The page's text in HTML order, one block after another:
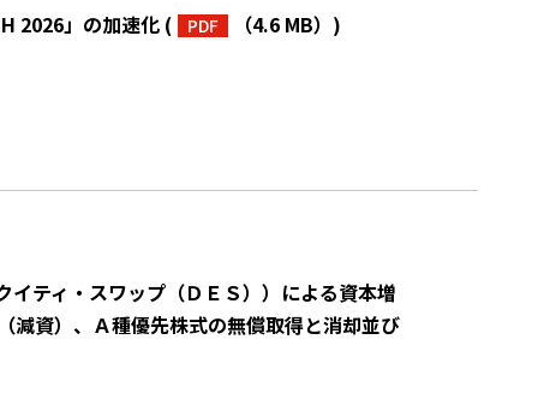
2026」の加速化 ( PDF （4.6 MB） )
ティ・スワップ（ＤＥＳ））による資本増
減資）、Ａ種優先株式の無償取得と消却並び